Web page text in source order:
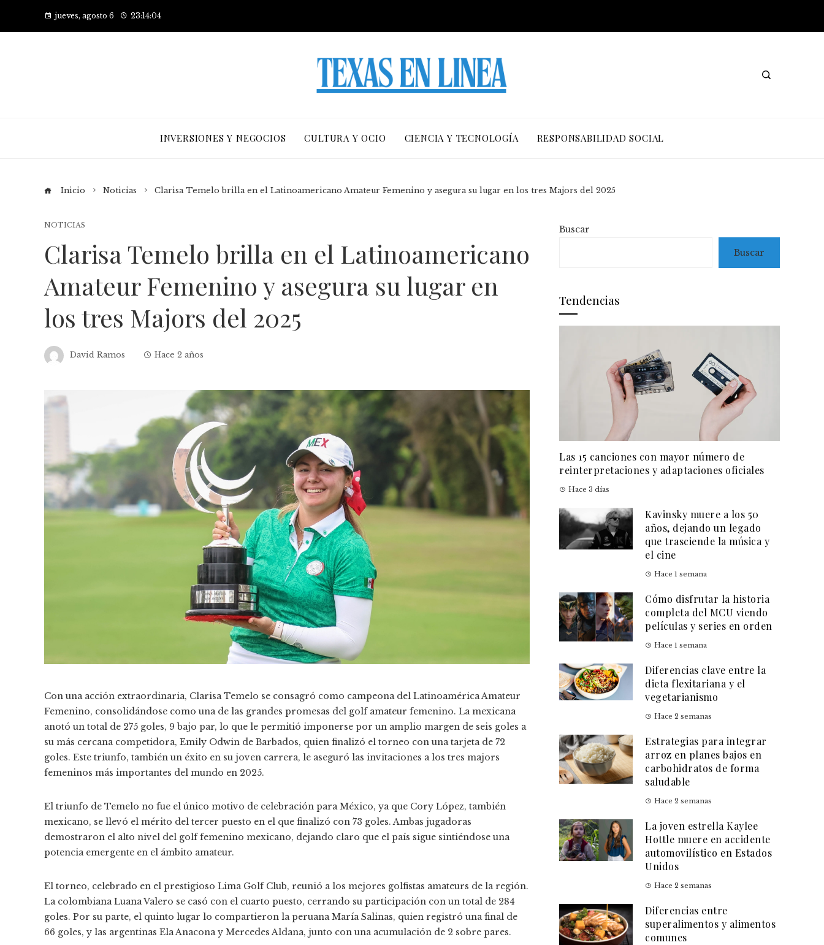
jueves, agosto 6 23:14:05
INVERSIONES Y NEGOCIOS CULTURA Y OCIO CIENCIA Y TECNOLOGÍA RESPONSABILIDAD SOCIAL
Inicio Noticias Clarisa Temelo brilla en el Latinoamericano Amateur Femenino y asegura su lugar en los tres Majors del 2025
NOTICIAS
Clarisa Temelo brilla en el Latinoamericano
Amateur Femenino y asegura su lugar en
los tres Majors del 2025
David Ramos Hace 2 años
Con una acción extraordinaria, Clarisa Temelo se consagró como campeona del Latinoamérica Amateur
Femenino, consolidándose como una de las grandes promesas del golf amateur femenino. La mexicana
anotó un total de 275 goles, 9 bajo par, lo que le permitió imponerse por un amplio margen de seis goles a
su más cercana competidora, Emily Odwin de Barbados, quien finalizó el torneo con una tarjeta de 72
goles. Este triunfo, también un éxito en su joven carrera, le aseguró las invitaciones a los tres majors
femeninos más importantes del mundo en 2025.
El triunfo de Temelo no fue el único motivo de celebración para México, ya que Cory López, también
mexicano, se llevó el mérito del tercer puesto en el que finalizó con 73 goles. Ambas jugadoras
demostraron el alto nivel del golf femenino mexicano, dejando claro que el país sigue sintiéndose una
potencia emergente en el ámbito amateur.
El torneo, celebrado en el prestigioso Lima Golf Club, reunió a los mejores golfistas amateurs de la región.
La colombiana Luana Valero se casó con el cuarto puesto, cerrando su participación con un total de 284
goles. Por su parte, el quinto lugar lo compartieron la peruana María Salinas, quien registró una final de
66 goles, y las argentinas Ela Anacona y Mercedes Aldana, junto con una acumulación de 2 sobre pares.
Buscar
Buscar
Tendencias
Las 15 canciones con mayor número de
reinterpretaciones y adaptaciones oficiales
Hace 3 días
Kavinsky muere a los 50
años, dejando un legado
que trasciende la música y
el cine
Hace 1 semana
Cómo disfrutar la historia
completa del MCU viendo
películas y series en orden
Hace 1 semana
Diferencias clave entre la
dieta flexitariana y el
vegetarianismo
Hace 2 semanas
Estrategias para integrar
arroz en planes bajos en
carbohidratos de forma
saludable
Hace 2 semanas
La joven estrella Kaylee
Hottle muere en accidente
automovilístico en Estados
Unidos
Hace 2 semanas
Diferencias entre
superalimentos y alimentos
comunes